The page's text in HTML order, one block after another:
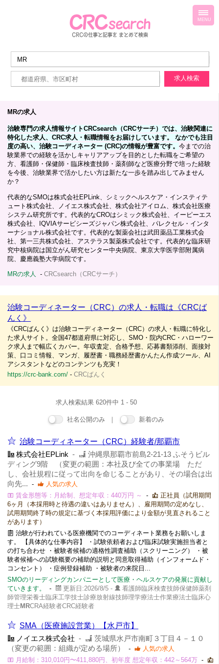
MRの求人
治験専門の求人情報サイトCRCsearch（CRCサーチ）では、治験関連に
特化した求人、CRC求人・転職情報をお届けしています。 なかでも注目
度の高い、治験コーディネーター (CRC)の情報が豊富です。 今までの治
験業界での経験を活かしキャリアアップを目的とした転職をご希望の
方、看護師・保健師・臨床検査技師・薬剤師など医療分野で培った経験
を今後、治験業界で活かしたい方は新たな一歩を踏み出してみません
か？
代表的なSMOは株式会社EPLink、シミックヘルスケア・インスティテ
ュート株式会社、ノイエス株式会社、株式会社アイロム、株式会社医療
システム研究所です。代表的なCROはシミック株式会社、イーピーエス
株式会社、IQVIAサービシーズジャパン株式会社、パレクセル・インタ
ーナショナル株式会社です。代表的な製薬会社は武田薬品工業株式会
社、第一三共株式会社、アステラス製薬株式会社です。代表的な臨床研
究中核病院は国立がん研究センター中央病院、東京大学医学部附属病
院、慶應義塾大学病院です。
MRの求人 - CRCsearch（CRCサーチ）
治験コーディネーター（CRC）の求人・転職は《CRCば
んく》
《CRCばんく》は治験コーディネーター（CRC）の求人・転職に特化し
た求人サイト。全国47都道府県に対応し、SMO・院内CRC・ハローワー
ク求人まで幅広くカバー。年収査定、合格予想、応募書類添削、面接対
策、口コミ情報、マンガ、履歴書・職務経歴書かんたん作成ツール、AI
アシスタントなどのコンテンツも充実！
https://crc-bank.com/ - CRCばんく
求人検索結果 620件中 1 - 50
社名公開のみ ｜ 新着のみ
治験コーディネーター（CRC）経験者/那覇市
株式会社EPLink -
沖縄県那覇市前島2-21-13 ふそうビル
ディング9階 （変更の範囲：本社及び全ての事業場 ただ
し、会社規程に従って出向を命じることがあり、その場合は出
向先... -
人気の求人
賃金形態等：月給制、想定年収：440万円 ～
-
正社員（試用期間
6ヶ月（本採用時と待遇の違いはありません）、雇用期間の定めなし、
試用期間終了時の規定に基づく本採用評価により金額が見直されること
があります）
治験が行われている医療機関でのコーディネート業務をお願いしま
す。 【具体的な仕事内容】 ・試験依頼者および臨床試験実施担当者と
の打ち合わせ ・被験者候補の適格性調査補助（スクリーニング） ・被
験者候補への試験概要の補助的説明と同意取得補助（インフォームド・
コンセント） ・症例登録補助 ・被験者の来院日...
SMOのリーディングカンパニーとして医療・ヘルスケアの発展に貢献し
ていきます。
- 更新日:2026/8/5 -
看護師臨床検査技師保健師薬剤
師管理栄養士臨床工学技士診療放射線技師理学療法士作業療法士臨床心
理士MRCRA経験者CRC経験者
SMA（医療施設営業）【水戸市】
ノイエス株式会社 -
茨城県水戸市南町３丁目４－１０
（変更の範囲：組織が定める場所）
-
人気の求人
月給制：310,010円〜411,880円、初年度 想定年収：442～564万 -
MENU